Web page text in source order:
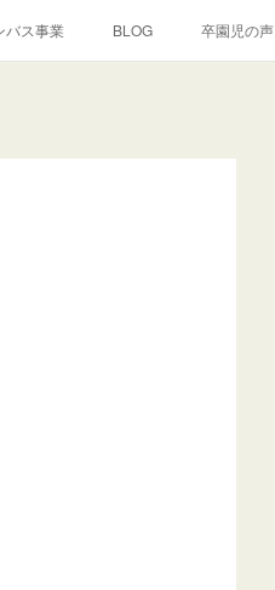
バス事業 BLOG 卒園児の声